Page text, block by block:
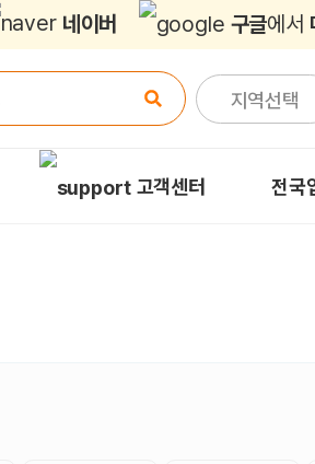
네이버 구글에서
지역선택
고객센터 전국